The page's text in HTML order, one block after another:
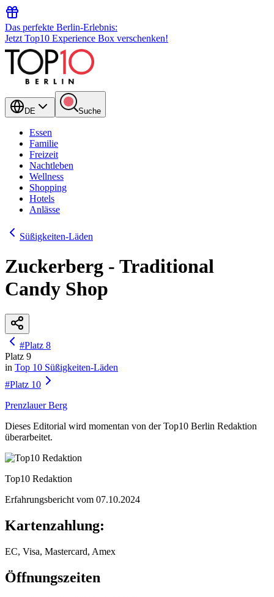
Das perfekte Berlin-Erlebnis:
Jetzt Top10 Experience Box verschenken!
DE Suche
Essen
Familie
Freizeit
Nachtleben
Wellness
Shopping
Hotels
Anlässe
Süßigkeiten-Läden
Zuckerberg - Traditional
Candy Shop
#Platz 8
Platz 9
in Top 10 Süßigkeiten-Läden
#Platz 10
Prenzlauer Berg
Dieses Editorial wird momentan von der Top10 Berlin Redaktion
überarbeitet.
Top10 Redaktion
Erfahrungsbericht vom 07.10.2024
Kartenzahlung:
EC, Visa, Mastercard, Amex
Öffnungszeiten